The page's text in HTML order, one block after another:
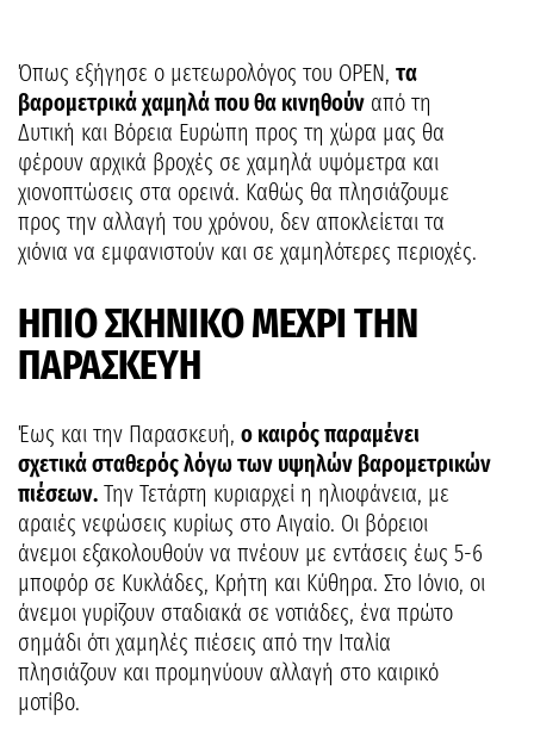
Όπως εξήγησε ο μετεωρολόγος του OPEN, τα
βαρομετρικά χαμηλά που θα κινηθούν από τη
Δυτική και Βόρεια Ευρώπη προς τη χώρα μας θα
φέρουν αρχικά βροχές σε χαμηλά υψόμετρα και
χιονοπτώσεις στα ορεινά. Καθώς θα πλησιάζουμε
προς την αλλαγή του χρόνου, δεν αποκλείεται τα
χιόνια να εμφανιστούν και σε χαμηλότερες περιοχές.
ΗΠΙΟ ΣΚΗΝΙΚΟ ΜΕΧΡΙ ΤΗΝ
ΠΑΡΑΣΚΕΥΗ
Έως και την Παρασκευή, ο καιρός παραμένει
σχετικά σταθερός λόγω των υψηλών βαρομετρικών
πιέσεων. Την Τετάρτη κυριαρχεί η ηλιοφάνεια, με
αραιές νεφώσεις κυρίως στο Αιγαίο. Οι βόρειοι
άνεμοι εξακολουθούν να πνέουν με εντάσεις έως 5-6
μποφόρ σε Κυκλάδες, Κρήτη και Κύθηρα. Στο Ιόνιο, οι
άνεμοι γυρίζουν σταδιακά σε νοτιάδες, ένα πρώτο
σημάδι ότι χαμηλές πιέσεις από την Ιταλία
πλησιάζουν και προμηνύουν αλλαγή στο καιρικό
μοτίβο.